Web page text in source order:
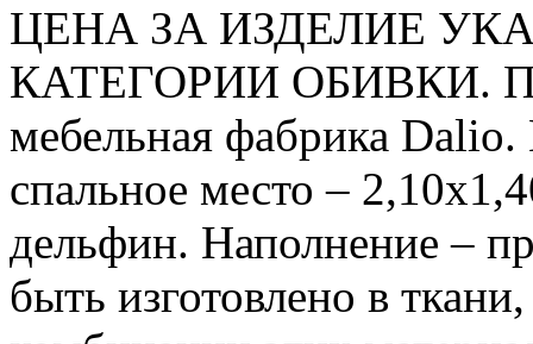
ЦЕНА ЗА ИЗДЕЛИЕ
КАТЕГОРИИ ОБИВКИ.
мебельная фабрика
спальное место –
дельфин. Наполнение –
быть изготовлено в